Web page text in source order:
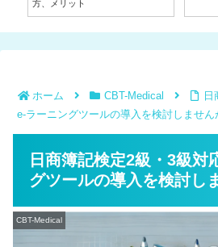
方、メリット
ホーム CBT-Medical
e-ラーニングツールの導入を検討しません
日商簿記検定2級・3級対
グツールの導入を検討し
CBT-Medical